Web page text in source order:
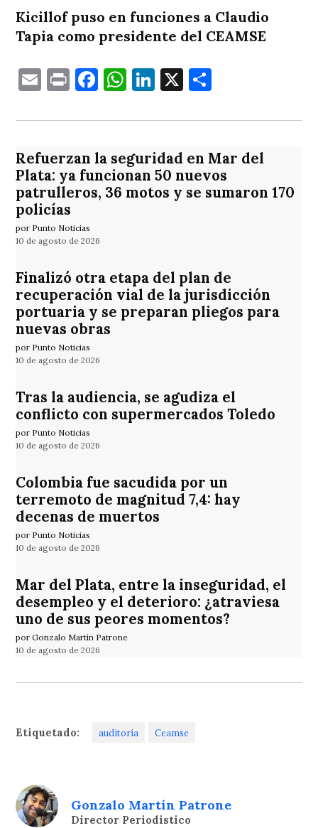
Kicillof puso en funciones a Claudio
Tapia como presidente del CEAMSE
EmailPrintFacebook
WhatsApp
LinkedIn
X
Refuerzan la seguridad en Mar del
Plata: ya funcionan 50 nuevos
patrulleros, 36 motos y se sumaron 170
policías
por Punto Noticias
10 de agosto de 2026
Finalizó otra etapa del plan de
recuperación vial de la jurisdicción
portuaria y se preparan pliegos para
nuevas obras
por Punto Noticias
10 de agosto de 2026
Tras la audiencia, se agudiza el
conflicto con supermercados Toledo
por Punto Noticias
10 de agosto de 2026
Colombia fue sacudida por un
terremoto de magnitud 7,4: hay
decenas de muertos
por Punto Noticias
10 de agosto de 2026
Mar del Plata, entre la inseguridad, el
desempleo y el deterioro: ¿atraviesa
uno de sus peores momentos?
por Gonzalo Martín Patrone
10 de agosto de 2026
Etiquetado: auditoría Ceamse
Gonzalo Martín Patrone
Director Periodistico